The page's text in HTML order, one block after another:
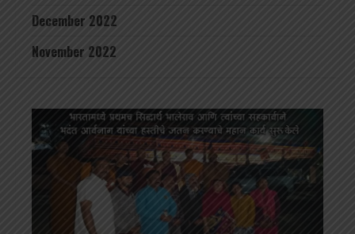
December 2022
November 2022